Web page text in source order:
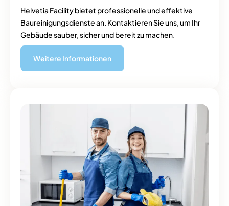
Helvetia Facility bietet professionelle und effektive
Baureinigungsdienste an. Kontaktieren Sie uns, um Ihr
Gebäude sauber, sicher und bereit zu machen.
Weitere Informationen